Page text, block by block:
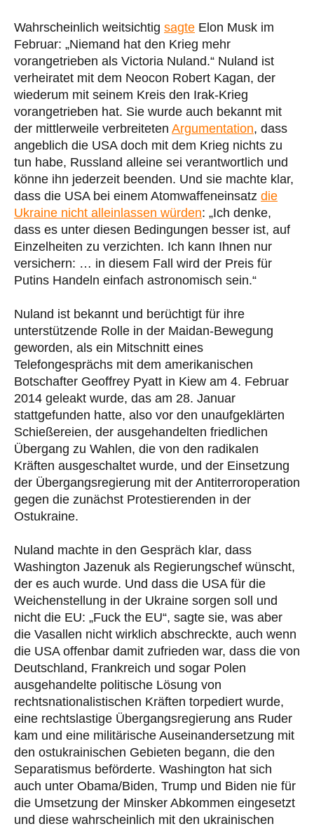
Wahrscheinlich weitsichtig sagte Elon Musk im
Februar: „Niemand hat den Krieg mehr
vorangetrieben als Victoria Nuland.“ Nuland ist
verheiratet mit dem Neocon Robert Kagan, der
wiederum mit seinem Kreis den Irak-Krieg
vorangetrieben hat. Sie wurde auch bekannt mit
der mittlerweile verbreiteten Argumentation, dass
angeblich die USA doch mit dem Krieg nichts zu
tun habe, Russland alleine sei verantwortlich und
könne ihn jederzeit beenden. Und sie machte klar,
dass die USA bei einem Atomwaffeneinsatz die
Ukraine nicht alleinlassen würden: „Ich denke,
dass es unter diesen Bedingungen besser ist, auf
Einzelheiten zu verzichten. Ich kann Ihnen nur
versichern: … in diesem Fall wird der Preis für
Putins Handeln einfach astronomisch sein.“
Nuland ist bekannt und berüchtigt für ihre
unterstützende Rolle in der Maidan-Bewegung
geworden, als ein Mitschnitt eines
Telefongesprächs mit dem amerikanischen
Botschafter Geoffrey Pyatt in Kiew am 4. Februar
2014 geleakt wurde, das am 28. Januar
stattgefunden hatte, also vor den unaufgeklärten
Schießereien, der ausgehandelten friedlichen
Übergang zu Wahlen, die von den radikalen
Kräften ausgeschaltet wurde, und der Einsetzung
der Übergangsregierung mit der Antiterroroperation
gegen die zunächst Protestierenden in der
Ostukraine.
Nuland machte in den Gespräch klar, dass
Washington Jazenuk als Regierungschef wünscht,
der es auch wurde. Und dass die USA für die
Weichenstellung in der Ukraine sorgen soll und
nicht die EU: „Fuck the EU“, sagte sie, was aber
die Vasallen nicht wirklich abschreckte, auch wenn
die USA offenbar damit zufrieden war, dass die von
Deutschland, Frankreich und sogar Polen
ausgehandelte politische Lösung von
rechtsnationalistischen Kräften torpediert wurde,
eine rechtslastige Übergangsregierung ans Ruder
kam und eine militärische Auseinandersetzung mit
den ostukrainischen Gebieten begann, die den
Separatismus beförderte. Washington hat sich
auch unter Obama/Biden, Trump und Biden nie für
die Umsetzung der Minsker Abkommen eingesetzt
und diese wahrscheinlich mit den ukrainischen